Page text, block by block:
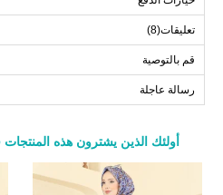
3
122
الحجم
3
تعليقات(8)
قم بالتوصية
رسالة عاجلة
أولئك الذين يشترون هذه